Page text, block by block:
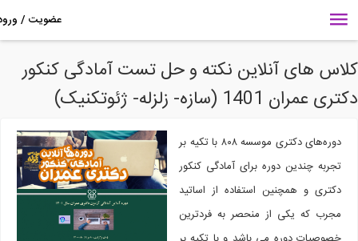
های آنلاین نکته و حل تست آمادگی کنکور
1401 (سازه- زلزله- ژئوتکنیک)
دوره‌های دکتری موسسه ۸۰۸ با تکیه بر
تجربه چندین دوره برای آمادگی کنکور
دکتری و همچنین استفاده از اساتید
مجرب که یکی از منحصر به فردترین